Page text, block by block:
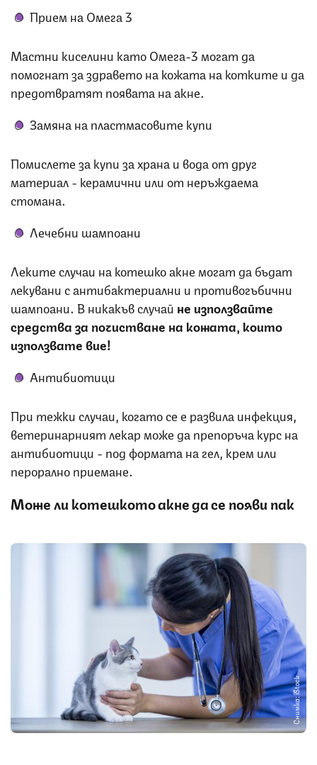
Прием на Омега 3
Мастни киселини като Омега-3 могат да
помогнат за здравето на кожата на котките и да
предотвратят появата на акне.
Замяна на пластмасовите купи
Помислете за купи за храна и вода от друг
материал - керамични или от неръждаема
стомана.
Лечебни шампоани
Леките случаи на котешко акне могат да бъдат
лекувани с антибактериални и противогъбични
шампоани. В никакъв случай не използвайте
средства за почистване на кожата, които
използвате вие!
Антибиотици
При тежки случаи, когато се е развила инфекция,
ветеринарният лекар може да препоръча курс на
антибиотици - под формата на гел, крем или
перорално приемане.
Може ли котешкото акне да се появи пак
Снимка: iStock